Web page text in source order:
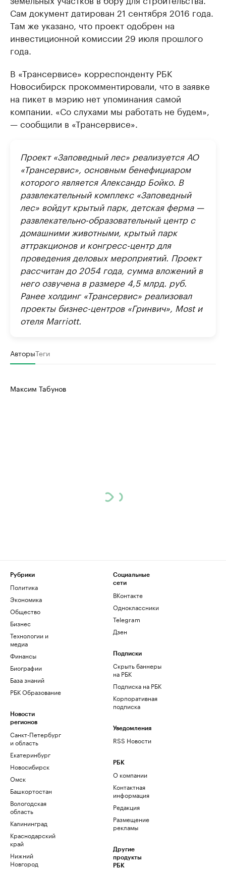
Сам документ датирован 21 сентября 2016 года.
Там же указано, что проект одобрен на
инвестиционной комиссии 29 июля прошлого
года.
В «Трансервисе» корреспонденту РБК
Новосибирск прокомментировали, что в заявке
на пикет в мэрию нет упоминания самой
компании. «Со слухами мы работать не будем»,
— сообщили в «Трансервисе».
Проект «Заповедный лес» реализуется АО
«Трансервис», основным бенефициаром
которого является Александр Бойко. В
развлекательный комплекс «Заповедный
лес» войдут крытый парк, детская ферма —
развлекательно-образовательный центр с
домашними животными, крытый парк
аттракционов и конгресс-центр для
проведения деловых мероприятий. Проект
рассчитан до 2054 года, сумма вложений в
него озвучена в размере 4,5 млрд. руб.
Ранее холдинг «Трансервис» реализовал
проекты бизнес-центров «Гринвич», Most и
отеля Marriott.
АвторыТеги
Максим Табунов
Рубрики
Политика
Экономика
Общество
Бизнес
Технологии и
медиа
Финансы
Биографии
База знаний
РБК Образование
Новости
регионов
Санкт-Петербург
и область
Екатеринбург
Новосибирск
Омск
Башкортостан
Вологодская
область
Калининград
Краснодарский
край
Нижний
Новгород
Социальные
сети
ВКонтакте
Одноклассники
Telegram
Дзен
Подписки
Скрыть баннеры
на РБК
Подписка на РБК
Корпоративная
подписка
Уведомления
RSS Новости
РБК
О компании
Контактная
информация
Редакция
Размещение
рекламы
Другие
продукты
РБК